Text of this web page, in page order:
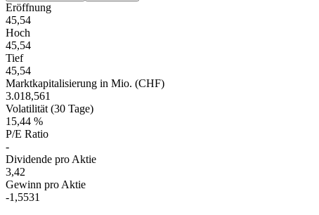
Eröffnung
45,54
Hoch
45,54
Tief
45,54
Marktkapitalisierung in Mio. (CHF)
3.018,561
Volatilität (30 Tage)
15,44 %
P/E Ratio
-
Dividende pro Aktie
3,42
Gewinn pro Aktie
-1,5531